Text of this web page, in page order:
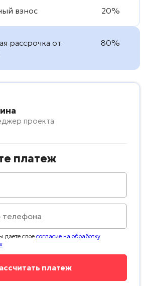
взнос 20%
рассрочка от
80%
проекта
платеж
даете свое согласие на обработку